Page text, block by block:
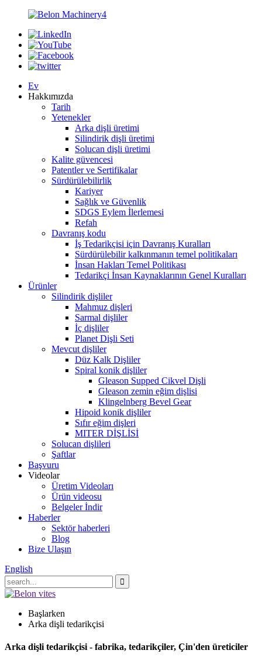
Ev
Hakkımızda
Tarih
Yetenekler
Arka dişli üretimi
Silindirik dişli üretimi
Solucan dişli üretimi
Kalite güvencesi
Patentler ve Sertifikalar
Sürdürülebilirlik
Kariyer
Sağlık ve Güvenlik
SDGS Eylem İlerlemesi
Refah
Davranış kodu
İş Tedarikçisi için Davranış Kuralları
Sürdürülebilir kalkınmanın temel politikaları
İnsan Hakları Temel Politikası
Tedarikçi İnsan Kaynaklarının Genel Kuralları
Ürünler
Silindirik dişliler
Mahmuz dişleri
Sarmal dişliler
İç dişliler
Planet Dişli Seti
Mevcut dişliler
Düz Kalk Dişliler
Spiral konik dişliler
Gleason Supped Cikvel Dişli
Gleason zemin eğim dişlisi
Klingelnberg Bevel Gear
Hipoid konik dişliler
Sıfır eğim dişleri
MITER DİŞLİSİ
Solucan dişlileri
Şaftlar
Başvuru
Videolar
Üretim Videoları
Ürün videosu
Belgeler İndir
Haberler
Sektör haberleri
Blog
Bize Ulaşın
English
Başlarken
Arka dişli tedarikçisi
Arka dişli tedarikçisi - fabrika, tedarikçiler, Çin'den üreticiler